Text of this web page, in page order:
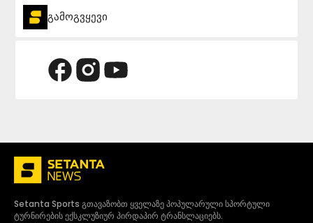
გამოგვყევი
Setanta Sports გთავაზობთ ყველაზე პოპულარული სპორტული
ტურნირების ექსკლუზიურ პირდაპირ ტრანსლაციებს.